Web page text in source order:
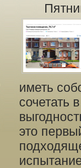
иметь
сочетать
это